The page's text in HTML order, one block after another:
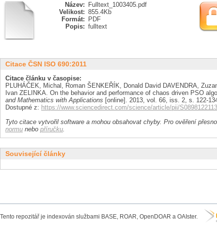
Název:
Fulltext_1003405.pdf
Velikost: 855.4Kb
Formát:
PDF
Popis: fulltext
Citace ČSN ISO 690:2011
Citace článku v časopise:
PLUHÁČEK, Michal, Roman ŠENKEŘÍK, Donald David DAVENDRA,
Ivan ZELINKA. On the behavior and performance of chaos driven PSO
and Mathematics with Applications [online]. 2013, vol. 66, iss. 2, s. 122-
Dostupné z: https://www.sciencedirect.com/science/article/pii/
Tyto citace vytvořil software a mohou obsahovat chyby. Pro ověření
normu nebo příručku.
Související články
Tento repozitář je indexován službami BASE, ROAR, OpenDOAR a OAIster.